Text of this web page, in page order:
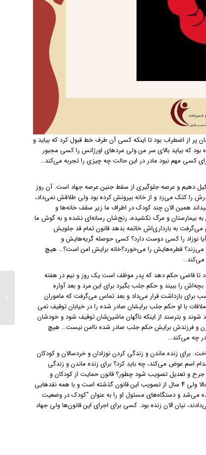
از اضطراب بود تا اینکه کسی آن طرف خط قبول کرد که بیاید و
که بیاید بالای سر من ولی مردهای اورژانس را کسی مجبور
کسی مهم نبود مادر در این حالت چه چیزی را تجربه می‌کند…
دهیم و عرصه جلوگیری از سقط جنین عرصه جهاد است. آن روز
را کتک می‌زد و از خانه بیرونش کرده بود ولی طلاقش نمی‌داد،
نرسید که عاقبت ۲۸دی جان داد. کسی چه میداند همین الان چند کودک در اطراف ما زیر سقف خانه‌ها و
بیمارستان و مرگ نکشیده، رنج‌شان رسانه‌ای نشده و به گوش ما
به بارداری‌اش خاتمه بدهد قانون تمام قد جلویش
آیا نوزاد را کسی دوست دارد؟ کسی حوصله گریه‌هایش و
قطره‌هایش را می‌خورد؟خانه برایش امن است؟… هیچ
می‌کند…
دادگاه‌ها بود تا قاضی حکم دهد که پدر موظف است یک روز و نیم در هفته
بچه‌اش را ببیند و حکم جلب بگیرد برای این مرد و بعد آواره
برای بازداشت قرار می‌داد و بعد تماس می‌گرفت که ماموران
با او حکم جلب برایشان صادر شده را در خیابان توقیف نمی
و بترسند از اینکه ناگهان ماشین‌شان توقیف شود و خودشان
زن و فرزندش برایش حکم جلب صادر شده ناامن نیست… هیچ
چه می‌کند…
کرد و قرارگاه ساخت. برای زنده ماندن و زندگی کردن نوزادان و خردسالان و کودکان
سال است که تصویب نمی‌شود و مدام اسم عوض می‌کند، چه باید کرد؟ برای زنده ماندن و زندگی
۱۱سال طول کشید تا بعد از کلی جرح و تعدیل تصویب شود چطور؟ قانون حمایت از کودکان و
نوجوانان که تصویب شد چندهفته‌ای از قتل رومینا اشرفی ۱۳ ساله توسط پدرش می‌گذشت. حالا ولی ۴ سال از تصویب این قانون گذشته است و با همه نقدهایی
و صدای مادر نیان شنیده می‌شد و دستگاه‌های مسئول او را به عنوان “کودک در وضعیت
نیان الان زنده بود. کسی برای اجرای این قانون‌ها ولی جهاد
و